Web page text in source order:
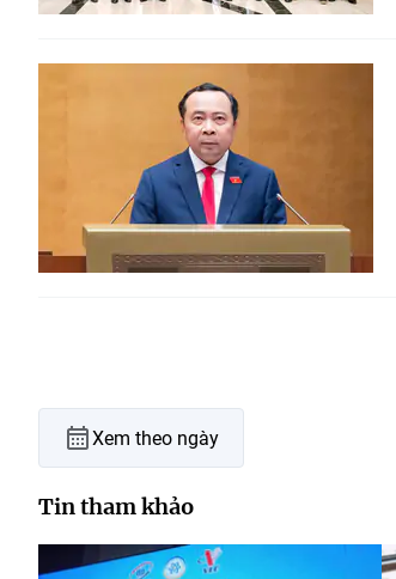
Xem theo ngày
Tin tham khảo